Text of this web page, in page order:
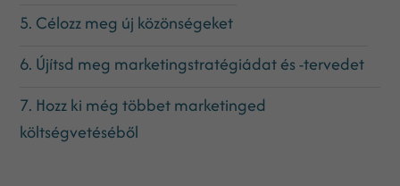
5. Célozz meg új közönségeket
6. Újítsd meg marketingstratégiádat és -tervedet
7. Hozz ki még többet marketinged
költségvetéséből